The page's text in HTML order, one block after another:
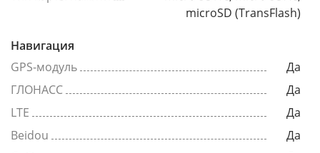
microSD (TransFlash)
Навигация
GPS-модуль
Да
ГЛОНАСС
Да
LTE
Да
Beidou
Да